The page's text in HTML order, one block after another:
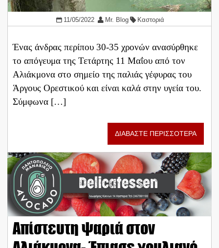
11/05/2022 Mr. Blog Καστοριά
Ένας άνδρας περίπου 30-35 χρονών ανασύρθηκε
το απόγευμα της Τετάρτης 11 Μαΐου από τον
Αλιάκμονα στο σημείο της παλιάς γέφυρας του
Άργους Ορεστικού και είναι καλά στην υγεία του.
Σύμφωνα […]
ΔΙΑΒΑΣΤΕ ΠΕΡΙΣΣΟΤΕΡΑ
Απίστευτη ψαριά στον